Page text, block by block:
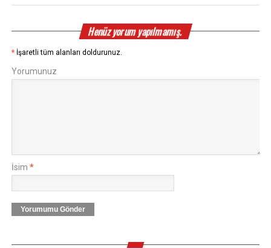
Henüz yorum yapılmamış.
* İşaretli tüm alanları doldurunuz.
Yorumunuz
İsim *
Yorumumu Gönder